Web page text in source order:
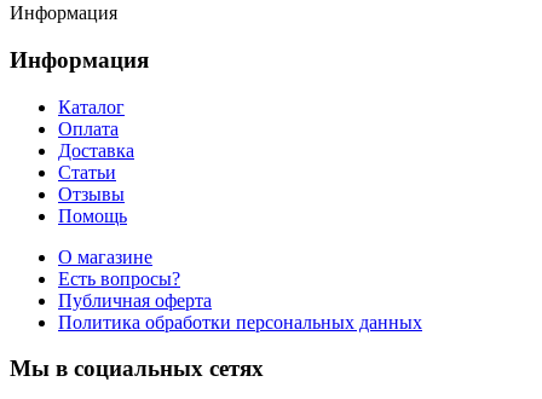
Информация
Информация
Каталог
Оплата
Доставка
Статьи
Отзывы
Помощь
О магазине
Есть вопросы?
Публичная оферта
Политика обработки персональных данных
Мы в социальных сетях